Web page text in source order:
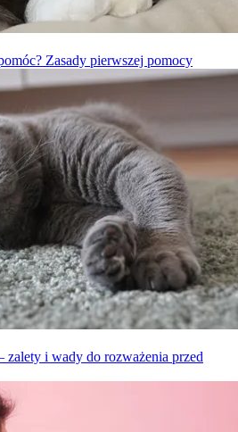
Zasady pierwszej pomocy
i wady do rozważenia przed